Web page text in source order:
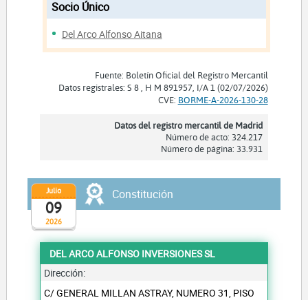
Socio Único
Del Arco Alfonso Aitana
Fuente: Boletín Oficial del Registro Mercantil
Datos registrales: S 8 , H M 891957, I/A 1 (02/07/2026)
CVE: BORME-A-2026-130-28
Datos del registro mercantil de Madrid
Número de acto: 324.217
Número de página: 33.931
2026
Julio
09
Constitución
DEL ARCO ALFONSO INVERSIONES SL
Dirección:
C/ GENERAL MILLAN ASTRAY, NUMERO 31, PISO